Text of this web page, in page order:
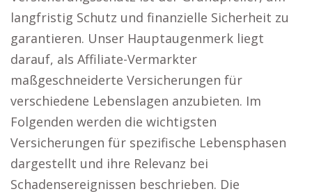
langfristig Schutz und finanzielle Sicherheit zu
garantieren. Unser Hauptaugenmerk liegt
darauf, als Affiliate-Vermarkter
maßgeschneiderte Versicherungen für
verschiedene Lebenslagen anzubieten. Im
Folgenden werden die wichtigsten
Versicherungen für spezifische Lebensphasen
dargestellt und ihre Relevanz bei
Schadensereignissen beschrieben. Die